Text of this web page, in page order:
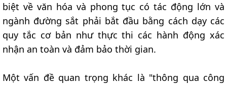
biệt về văn hóa và phong tục có tác động lớn và
ngành đường sắt phải bắt đầu bằng cách dạy các
quy tắc cơ bản như thực thi các hành động xác
nhận an toàn và đảm bảo thời gian.
Một vấn đề quan trọng khác là "thông qua công